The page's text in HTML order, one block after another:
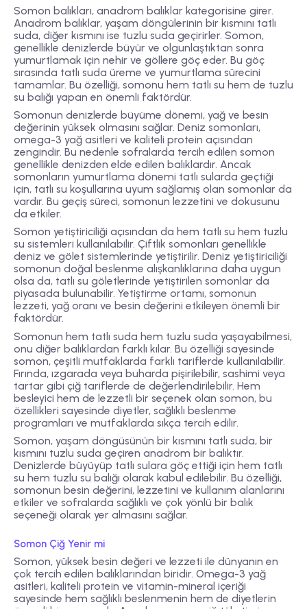
Somon balıkları, anadrom balıklar kategorisine girer.
Anadrom balıklar, yaşam döngülerinin bir kısmını tatlı
suda, diğer kısmını ise tuzlu suda geçirirler. Somon,
genellikle denizlerde büyür ve olgunlaştıktan sonra
yumurtlamak için nehir ve göllere göç eder. Bu göç
sırasında tatlı suda üreme ve yumurtlama sürecini
tamamlar. Bu özelliği, somonu hem tatlı su hem de tuzlu
su balığı yapan en önemli faktördür.
Somonun denizlerde büyüme dönemi, yağ ve besin
değerinin yüksek olmasını sağlar. Deniz somonları,
omega-3 yağ asitleri ve kaliteli protein açısından
zengindir. Bu nedenle sofralarda tercih edilen somon
genellikle denizden elde edilen balıklardır. Ancak
somonların yumurtlama dönemi tatlı sularda geçtiği
için, tatlı su koşullarına uyum sağlamış olan somonlar da
vardır. Bu geçiş süreci, somonun lezzetini ve dokusunu
da etkiler.
Somon yetiştiriciliği açısından da hem tatlı su hem tuzlu
su sistemleri kullanılabilir. Çiftlik somonları genellikle
deniz ve gölet sistemlerinde yetiştirilir. Deniz yetiştiriciliği
somonun doğal beslenme alışkanlıklarına daha uygun
olsa da, tatlı su göletlerinde yetiştirilen somonlar da
piyasada bulunabilir. Yetiştirme ortamı, somonun
lezzeti, yağ oranı ve besin değerini etkileyen önemli bir
faktördür.
Somonun hem tatlı suda hem tuzlu suda yaşayabilmesi,
onu diğer balıklardan farklı kılar. Bu özelliği sayesinde
somon, çeşitli mutfaklarda farklı tariflerde kullanılabilir.
Fırında, ızgarada veya buharda pişirilebilir, sashimi veya
tartar gibi çiğ tariflerde de değerlendirilebilir. Hem
besleyici hem de lezzetli bir seçenek olan somon, bu
özellikleri sayesinde diyetler, sağlıklı beslenme
programları ve mutfaklarda sıkça tercih edilir.
Somon, yaşam döngüsünün bir kısmını tatlı suda, bir
kısmını tuzlu suda geçiren anadrom bir balıktır.
Denizlerde büyüyüp tatlı sulara göç ettiği için hem tatlı
su hem tuzlu su balığı olarak kabul edilebilir. Bu özelliği,
somonun besin değerini, lezzetini ve kullanım alanlarını
etkiler ve sofralarda sağlıklı ve çok yönlü bir balık
seçeneği olarak yer almasını sağlar.
Somon Çiğ Yenir mi
Somon, yüksek besin değeri ve lezzeti ile dünyanın en
çok tercih edilen balıklarından biridir. Omega-3 yağ
asitleri, kaliteli protein ve vitamin-mineral içeriği
sayesinde hem sağlıklı beslenmenin hem de diyetlerin